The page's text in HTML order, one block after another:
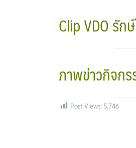
Clip VDO รัก
ภาพข่าวกิจก
Post Views: 5,746